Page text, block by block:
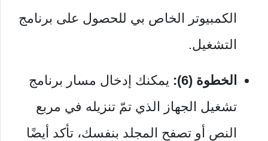
الكمبيوتر الخاص بي للحصول على برنامج
التشغيل.
الخطوة (6):
يمكنك إدخال مسار برنامج
تشغيل الجهاز الذي تمّ تنزيله في مربع
النص أو تصفح المجلد بنفسك، تأكد أيضًا